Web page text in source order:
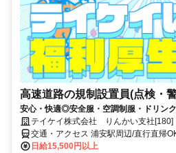
高速道路の規制設置員(点検・
安心・快適◎安全服・空調制服・ドリン
テイケイ株式会社 りんかい支社[180]
交通・アクセス 浦安駅周辺/直行直帰
日給15,500円以上